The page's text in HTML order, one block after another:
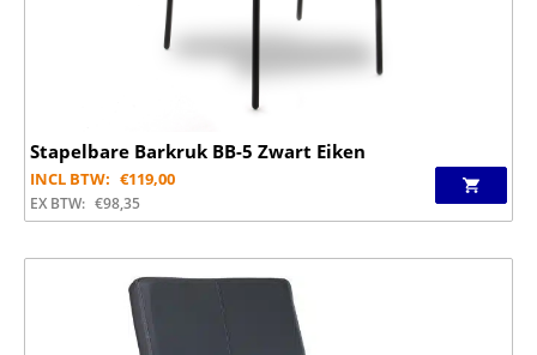
Stapelbare Barkruk BB-5 Zwart Eiken
INCL BTW: €119,00
EX BTW: €98,35